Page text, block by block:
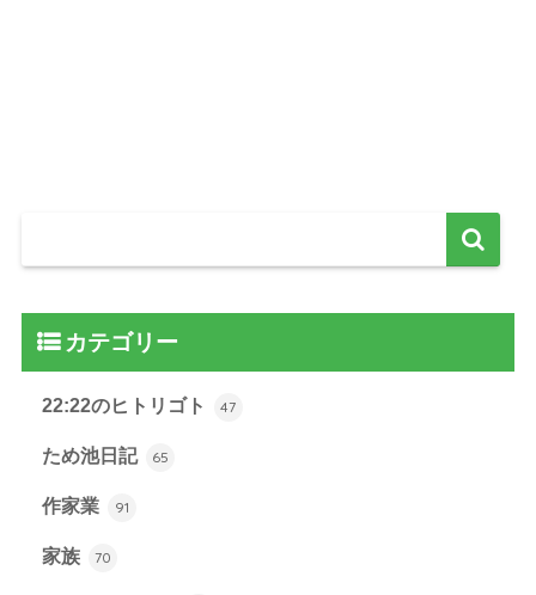
カテゴリー
22:22のヒトリゴト 47
ため池日記 65
作家業 91
家族 70